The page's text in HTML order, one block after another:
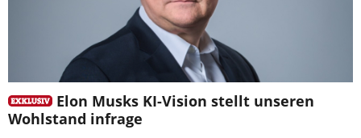
Elon Musks KI-Vision stellt unseren
Wohlstand infrage